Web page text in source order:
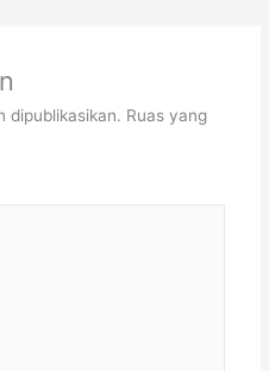
dipublikasikan. Ruas yang